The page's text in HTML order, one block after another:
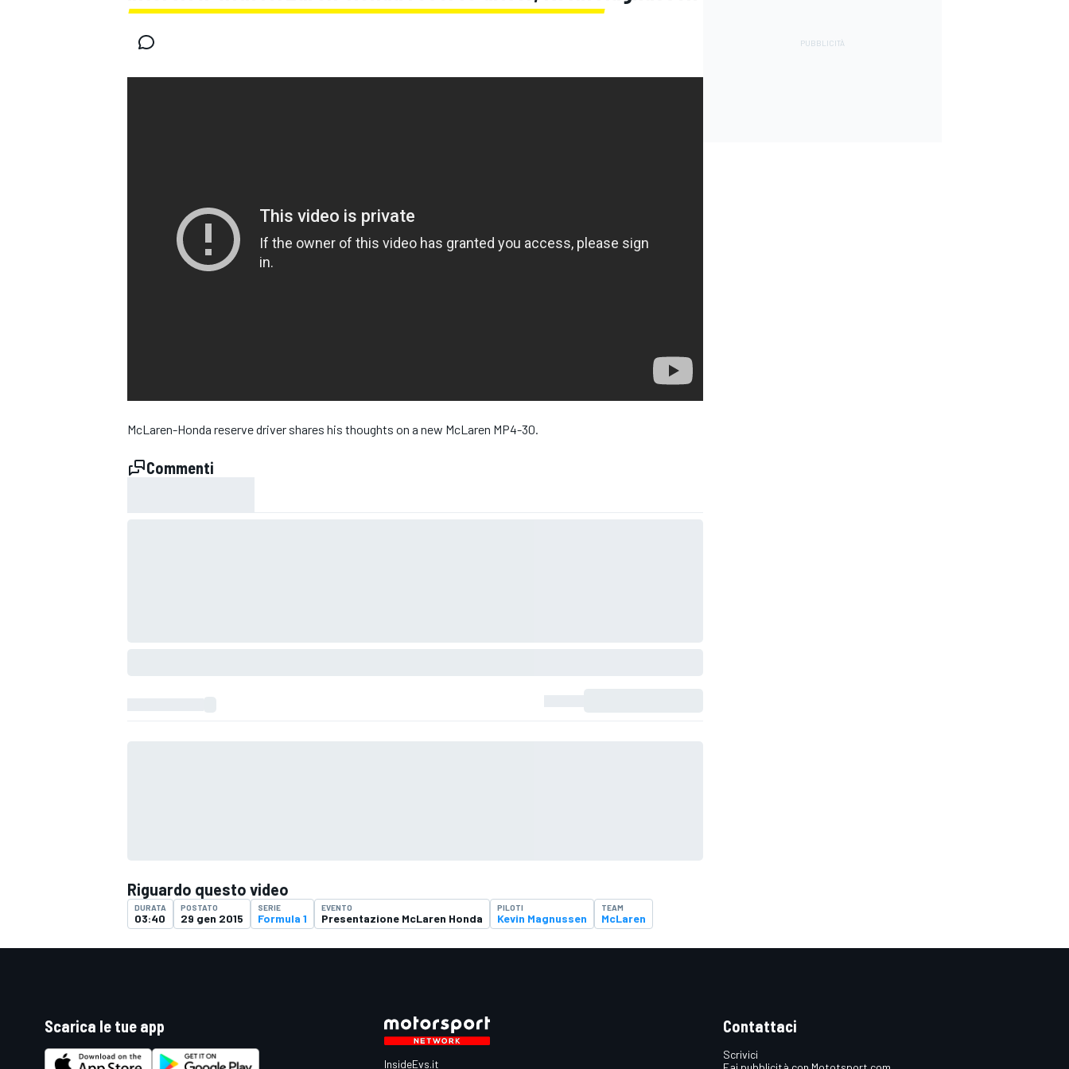
MOTOGP WEC
McLaren-Honda reserve driver shares his thoughts on a new McLaren MP4-30.
Commenti
Riguardo questo video
DURATA
03:40
POSTATO
29 gen 2015
SERIE
Formula 1
EVENTO
Presentazione McLaren Honda
PILOTI
Kevin Magnussen
TEAM
McLaren
Scarica le tue app
InsideEvs.it
Contattaci
Scrivici